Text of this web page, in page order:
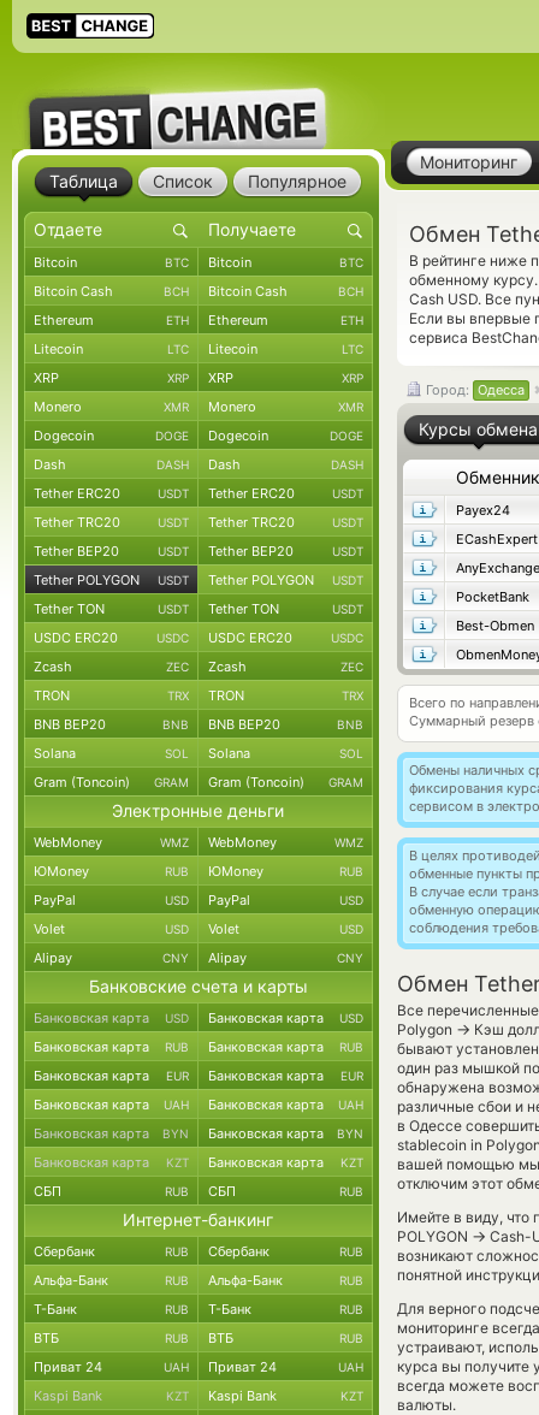
Мониторинг
Обмен
В рейтинге ниже
обменному
Cash USD. Все
Если вы впервые
сервиса
Город: Одесса
Курсы обмена
Обменник
Payex24
ECashExpert
AnyExchange
PocketBank
Best-Obmen
Всего по
Суммарный резерв
Обмены наличных
фиксирования
сервисом в
В целях
обменные пункты
В случае если
обменную
соблюдения
Обмен Tether
Все
Polygon → Кэш
бывают
один раз мышкой
обнаружена
различные сбои и
в Одессе
stablecoin in
вашей помощью мы
отключим этот
Имейте в виду, что
POLYGON → Cash-
возникают
понятной
Для верного
мониторинге
устраивают,
курса вы получите
всегда можете
валюты.
Таблица Список Популярное
Bitcoin BTC Bitcoin BTC
Bitcoin Cash BCH Bitcoin Cash BCH
Ethereum ETH Ethereum ETH
Litecoin LTC Litecoin LTC
XRP XRP XRP XRP
Monero XMR Monero XMR
Dogecoin DOGE Dogecoin DOGE
Dash DASH Dash DASH
Tether ERC20 USDT Tether ERC20 USDT
Tether TRC20 USDT Tether TRC20 USDT
Tether BEP20 USDT Tether BEP20 USDT
Tether POLYGON USDT Tether POLYGON USDT
Tether TON USDT Tether TON USDT
USDC ERC20 USDC USDC ERC20 USDC
Zcash ZEC Zcash ZEC
TRON TRX TRON TRX
BNB BEP20 BNB BNB BEP20 BNB
Solana SOL Solana SOL
Gram (Toncoin) GRAM Gram (Toncoin) GRAM
Электронные деньги
WebMoney WMZ WebMoney WMZ
ЮMoney RUB ЮMoney RUB
PayPal USD PayPal USD
Volet USD Volet USD
Alipay CNY Alipay CNY
Банковские счета и карты
Банковская карта USD Банковская карта USD
Банковская карта RUB Банковская карта RUB
Банковская карта EUR Банковская карта EUR
Банковская карта UAH Банковская карта UAH
Банковская карта BYN Банковская карта BYN
Банковская карта KZT Банковская карта KZT
СБП RUB СБП RUB
Интернет-банкинг
Сбербанк RUB Сбербанк RUB
Альфа-Банк RUB Альфа-Банк RUB
Т-Банк RUB Т-Банк RUB
ВТБ RUB ВТБ RUB
Приват 24 UAH Приват 24 UAH
Kaspi Bank KZT Kaspi Bank KZT